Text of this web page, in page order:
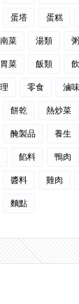
蛋塔 蛋糕
菜 湯類
菜 飯類
零食 滷味
餅乾 熱炒菜
醃製品 養生
餡料 鴨肉
醬料 雞肉
麵點